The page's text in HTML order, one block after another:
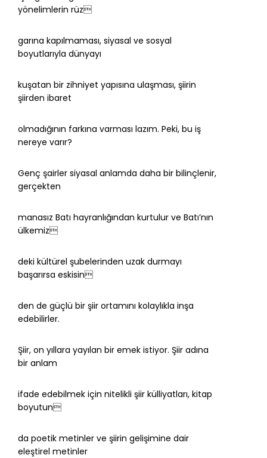
yönelimlerin rüz
garına kapılmaması, siyasal ve sosyal
boyutlarıyla dünyayı
kuşatan bir zihniyet yapısına ulaşması, şiirin
şiirden ibaret
olmadığının farkına varması lazım. Peki, bu iş
nereye varır?
Genç şairler siyasal anlamda daha bir bilinçlenir,
gerçekten
manasız Batı hayranlığından kurtulur ve Batı’nın
ülkemiz
deki kültürel şubelerinden uzak durmayı
başarırsa eskisin
den de güçlü bir şiir ortamını kolaylıkla inşa
edebilirler.
Şiir, on yıllara yayılan bir emek istiyor. Şiir adına
bir anlam
ifade edebilmek için nitelikli şiir külliyatları, kitap
boyutun
da poetik metinler ve şiirin gelişimine dair
eleştirel metinler